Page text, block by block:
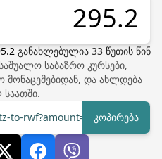
განახლებულია 33 წუთის წინ
საბაზრო კურსები,
და ახლდება
to-rwf?amount=1
კოპირება